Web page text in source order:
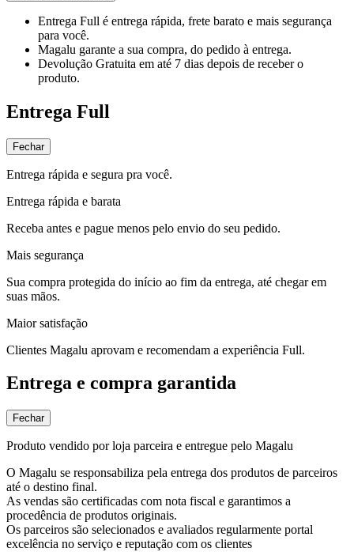
Entrega Full é entrega rápida, frete barato e mais segurança
para você.
Magalu garante a sua compra, do pedido à entrega.
Devolução Gratuita em até 7 dias depois de receber o
produto.
Entrega Full
Fechar
Entrega rápida e segura pra você.
Entrega rápida e barata
Receba antes e pague menos pelo envio do seu pedido.
Mais segurança
Sua compra protegida do início ao fim da entrega, até chegar em
suas mãos.
Maior satisfação
Clientes Magalu aprovam e recomendam a experiência Full.
Entrega e compra garantida
Fechar
Produto vendido por loja parceira e entregue pelo Magalu
O Magalu se responsabiliza pela entrega dos produtos de parceiros
até o destino final.
As vendas são certificadas com nota fiscal e garantimos a
procedência de produtos originais.
Os parceiros são selecionados e avaliados regularmente portal
excelência no serviço e reputação com os clientes